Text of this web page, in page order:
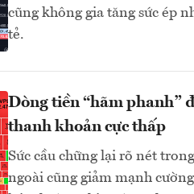
cũng không gia tăng sức ép
tẻ.
Dòng tiền “hãm phanh”
thanh khoản cực thấp
Sức cầu chững lại rõ nét
ngoài cũng giảm mạnh